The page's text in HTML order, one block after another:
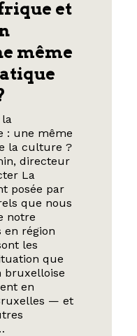
et
même
la
: une même
la culture ?
directeur
La
posée par
que nous
notre
en région
les
que
bruxelloise
en
— et